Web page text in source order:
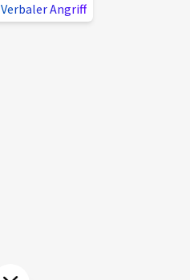
Verbaler Angriff